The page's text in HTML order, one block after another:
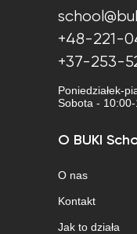
+48-221-
+37-253-
Poniedziałek-
Sobota -
O BUKI
O nas
Kontakt
Jak to działa